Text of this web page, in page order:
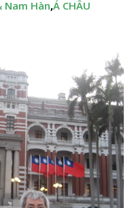
Nam Hàn,Á CHÂU